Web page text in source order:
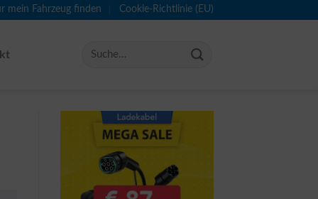
mein Fahrzeug finden Cookie-Richtlinie (EU)